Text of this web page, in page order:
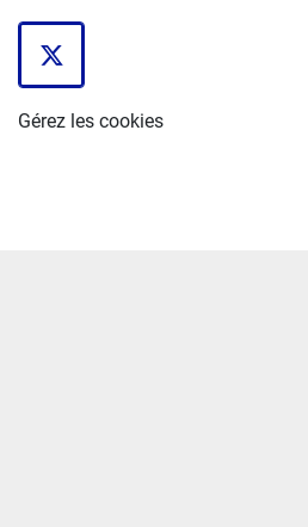
twitter
Gérez les cookies